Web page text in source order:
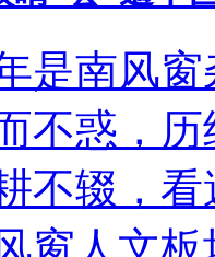
是南风
不惑，
不辍，
窗人文